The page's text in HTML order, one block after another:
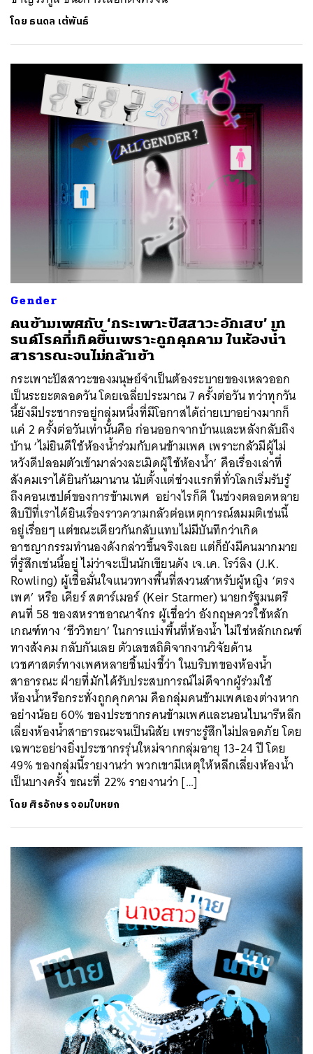
โดย ธนดล เต้พันธ์
Gender
คนข้ามเพศกับ ‘กระเพาะปัสสาวะอักเสบ’ เท
รนด์โรคที่เกิดขึ้นเพราะถูกคุกคาม ในห้องน้ำ
สาธารณะจนไม่กล้าเข้า
กระเพาะปัสสาวะของมนุษย์จำเป็นต้องระบายของเหลวออก
เป็นระยะตลอดวัน โดยเฉลี่ยประมาณ 7 ครั้งต่อวัน ทว่าทุกวัน
นี้ยังมีประชากรอยู่กลุ่มหนึ่งที่มีโอกาสได้ถ่ายเบาอย่างมากก็
แค่ 2 ครั้งต่อวันเท่านั้นคือ ก่อนออกจากบ้านและหลังกลับถึง
บ้าน ‘ไม่ยินดีใช้ห้องน้ำร่วมกับคนข้ามเพศ เพราะกลัวมีผู้ไม่
หวังดีปลอมตัวเข้ามาล่วงละเมิดผู้ใช้ห้องน้ำ’ คือเรื่องเล่าที่
สังคมเราได้ยินกันมานาน นับตั้งแต่ช่วงแรกที่ทั่วโลกเริ่มรับรู้
ถึงคอนเซปต์ของการข้ามเพศ อย่างไรก็ดี ในช่วงตลอดหลาย
สิบปีที่เราได้ยินเรื่องราวความกลัวต่อเหตุการณ์สมมติเช่นนี้
อยู่เรื่อยๆ แต่ขณะเดียวกันกลับแทบไม่มีบันทึกว่าเกิด
อาชญากรรมทำนองดังกล่าวขึ้นจริงเลย แต่ก็ยังมีคนมากมาย
ที่รู้สึกเช่นนี้อยู่ ไม่ว่าจะเป็นนักเขียนดัง เจ.เค. โรว์ลิง (J.K.
Rowling) ผู้เชื่อมั่นใจแนวทางพื้นที่สงวนสำหรับผู้หญิง ‘ตรง
เพศ’ หรือ เคียร์ สตาร์เมอร์ (Keir Starmer) นายกรัฐมนตรี
คนที่ 58 ของสหราชอาณาจักร ผู้เชื่อว่า อังกฤษควรใช้หลัก
เกณฑ์ทาง ‘ชีววิทยา’ ในการแบ่งพื้นที่ห้องน้ำ ไม่ใช่หลักเกณฑ์
ทางสังคม กลับกันเลย ตัวเลขสถิติจากงานวิจัยด้าน
เวชศาสตร์ทางเพศหลายชิ้นบ่งชี้ว่า ในบริบทของห้องน้ำ
สาธารณะ ฝ่ายที่มักได้รับประสบการณ์ไม่ดีจากผู้ร่วมใช้
ห้องน้ำหรือกระทั่งถูกคุกคาม คือกลุ่มคนข้ามเพศเองต่างหาก
อย่างน้อย 60% ของประชากรคนข้ามเพศและนอนไบนารีหลีก
เลี่ยงห้องน้ำสาธารณะจนเป็นนิสัย เพราะรู้สึกไม่ปลอดภัย โดย
เฉพาะอย่างยิ่งประชากรรุ่นใหม่จากกลุ่มอายุ 13-24 ปี โดย
49% ของกลุ่มนี้รายงานว่า พวกเขามีเหตุให้หลีกเลี่ยงห้องน้ำ
เป็นบางครั้ง ขณะที่ 22% รายงานว่า […]
โดย ศิรอักษร จอมใบหยก